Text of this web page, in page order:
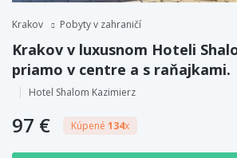
Krakov Pobyty v zahraničí
Krakov v luxusnom Hoteli
priamo v centre a s raňajkami.
Hotel Shalom Kazimierz
97 € Kúpené 134x